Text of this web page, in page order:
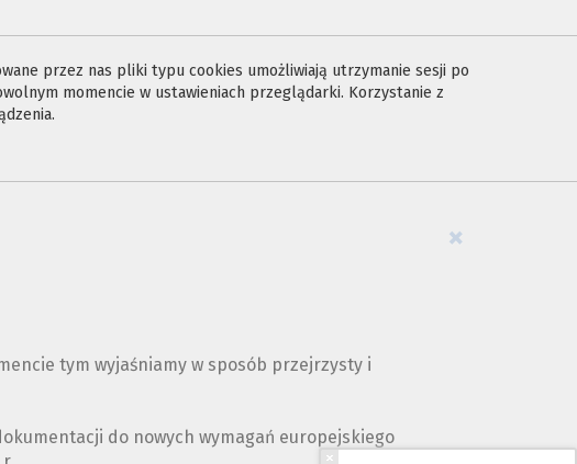
przez nas pliki typu cookies umożliwiają utrzymanie sesji po
momencie w ustawieniach przeglądarki. Korzystanie z
×
tym wyjaśniamy w sposób przejrzysty i
do nowych wymagań europejskiego